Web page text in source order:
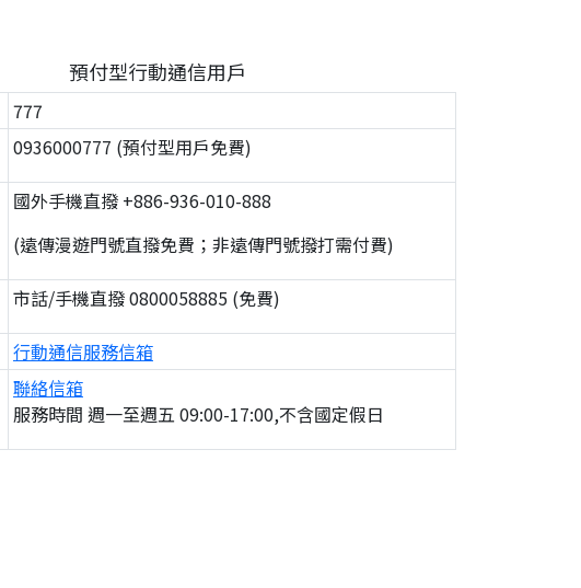
預付型行動通信用戶
777
0936000777 (預付型用戶免費)
國外手機直撥 +886-936-010-888
(遠傳漫遊門號直撥免費；非遠傳門號撥打需付費)
市話/手機直撥 0800058885 (免費)
行動通信服務信箱
聯絡信箱
服務時間 週一至週五 09:00-17:00,不含國定假日